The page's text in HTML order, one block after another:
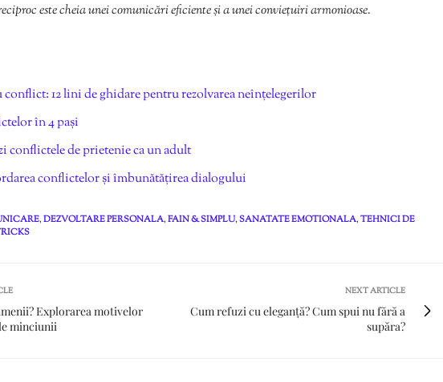
este cheia unei comunicări eficiente și a unei conviețuiri armonioase.
conflict: 12 lini de ghidare pentru rezolvarea neînțelegerilor
în 4 pași
conflictele de prietenie ca un adult
conflictelor și îmbunătățirea dialogului
,DEZVOLTARE PERSONALA,FAIN & SIMPLU,SANATATE EMOTIONALA,TEHNICI DE
Explorarea motivelor
minciunii
NEXT ARTICLE
Cum refuzi cu eleganță? Cum spui nu fără a
supăra?